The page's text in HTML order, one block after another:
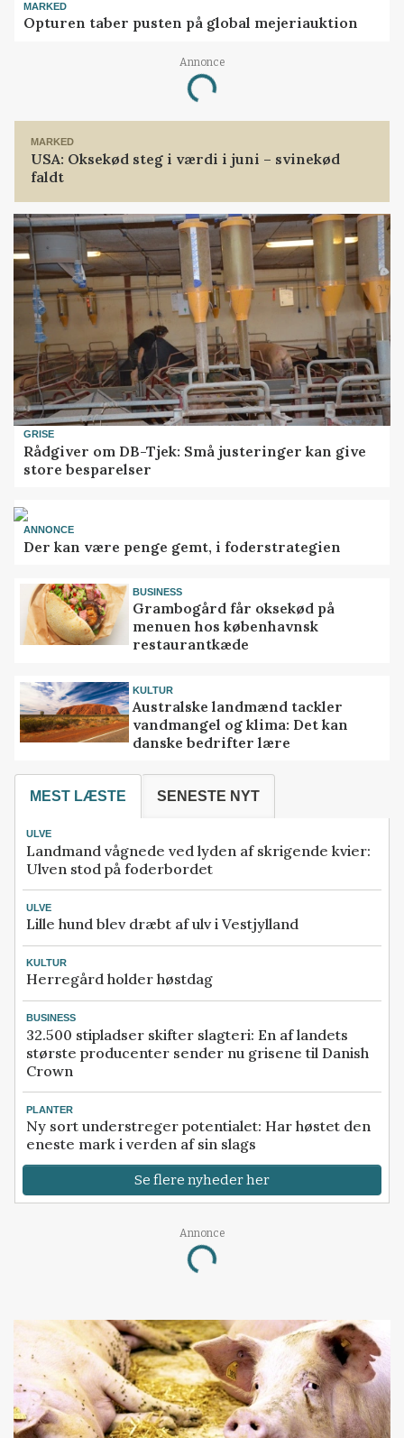
MARKED
Opturen taber pusten på global mejeriauktion
Annonce
Loading...
MARKED
USA: Oksekød steg i værdi i juni – svinekød
faldt
GRISE
Rådgiver om DB-Tjek: Små justeringer kan give
store besparelser
ANNONCE
Der kan være penge gemt, i foderstrategien
BUSINESS
Grambogård får oksekød på
menuen hos københavnsk
restaurantkæde
KULTUR
Australske landmænd tackler
vandmangel og klima: Det kan
danske bedrifter lære
MEST LÆSTE SENESTE NYT
ULVE
Landmand vågnede ved lyden af skrigende kvier:
Ulven stod på foderbordet
ULVE
Lille hund blev dræbt af ulv i Vestjylland
KULTUR
Herregård holder høstdag
BUSINESS
32.500 stipladser skifter slagteri: En af landets
største producenter sender nu grisene til Danish
Crown
PLANTER
Ny sort understreger potentialet: Har høstet den
eneste mark i verden af sin slags
Se flere nyheder her
Annonce
Loading...